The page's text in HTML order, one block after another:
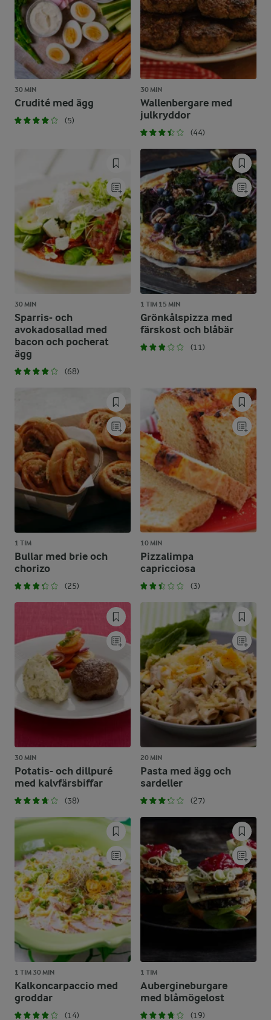
30 MIN
Crudité med ägg
(5)
30 MIN
Wallenbergare med
julkryddor
(44)
30 MIN
Sparris- och
avokadosallad med
bacon och pocherat
ägg
(68)
1 TIM 15 MIN
Grönkålspizza med
färskost och blåbär
(11)
1 TIM
Bullar med brie och
chorizo
(25)
10 MIN
Pizzalimpa
capricciosa
(3)
30 MIN
Potatis- och dillpuré
med kalvfärsbiffar
(38)
20 MIN
Pasta med ägg och
sardeller
(27)
1 TIM 30 MIN
Kalkoncarpaccio med
groddar
(14)
1 TIM
Aubergineburgare
med blåmögelost
(19)